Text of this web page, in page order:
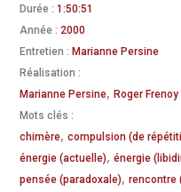
Durée : 1:50:51
Année : 2000
Entretien : Marianne Persine
Réalisation :
Marianne Persine, Roger Frenoy
Mots clés :
chimère, compulsion (de
énergie (actuelle), énergie
pensée (paradoxale), rencontre